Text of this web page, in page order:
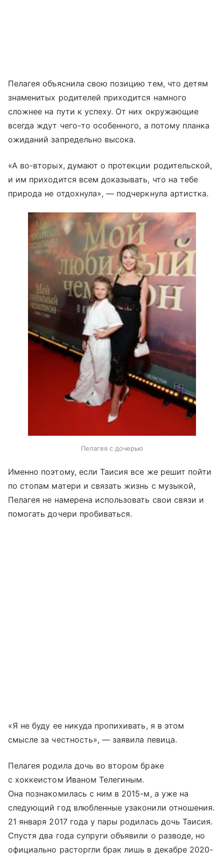
Пелагея объяснила свою позицию тем, что детям
знаменитых родителей приходится намного
сложнее на пути к успеху. От них окружающие
всегда ждут чего-то особенного, а потому планка
ожиданий запредельно высока.
«А во-вторых, думают о протекции родительской,
и им приходится всем доказывать, что на тебе
природа не отдохнула», — подчеркнула артистка.
Пелагея с дочерью
Именно поэтому, если Таисия все же решит пойти
по стопам матери и связать жизнь с музыкой,
Пелагея не намерена использовать свои связи и
помогать дочери пробиваться.
«Я не буду ее никуда пропихивать, я в этом
смысле за честность», — заявила певица.
Пелагея родила дочь во втором браке
с хоккеистом Иваном Телегиным.
Она познакомилась с ним в 2015-м, а уже на
следующий год влюбленные узаконили отношения.
21 января 2017 года у пары родилась дочь Таисия.
Спустя два года супруги объявили о разводе, но
официально расторгли брак лишь в декабре 2020-